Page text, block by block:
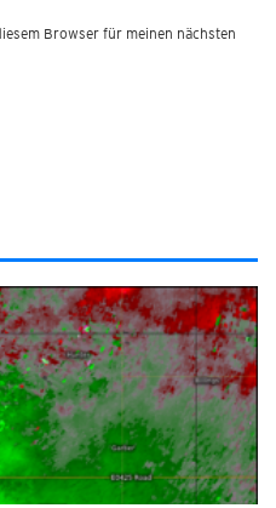
Browser für meinen nächsten